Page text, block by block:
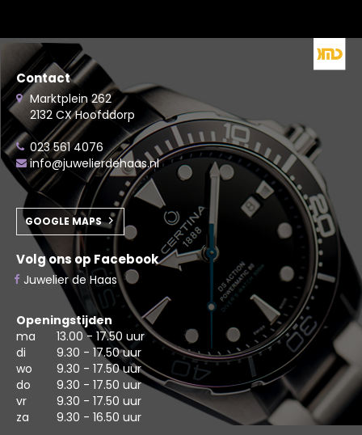
Contact
Marktplein 262
2132 CX Hoofddorp
023 561 4076
info@juwelierdehaas.nl
GOOGLE MAPS
Volg ons op Facebook
Juwelier de Haas
Openingstijden
ma
13.00 - 17.50 uur
di
9.30 - 17.50 uur
wo
9.30 - 17.50 uur
do
9.30 - 17.50 uur
vr
9.30 - 17.50 uur
za
9.30 - 16.50 uur